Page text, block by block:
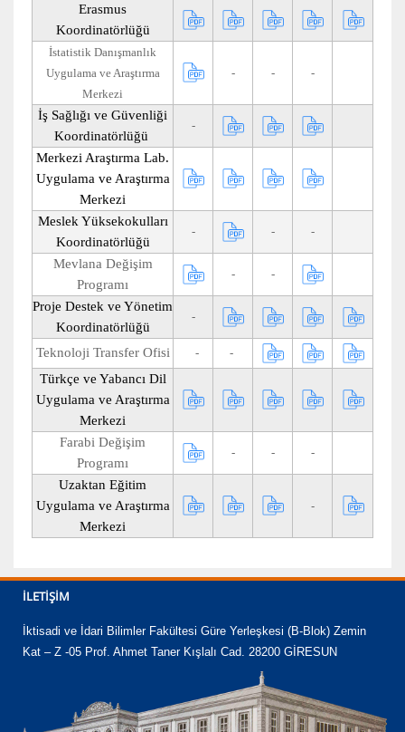
Erasmus
Koordinatörlüğü
İstatistik Danışmanlık
Uygulama ve Araştırma
Merkezi
- - -
İş Sağlığı ve Güvenliği
Koordinatörlüğü
-
Merkezi Araştırma Lab.
Uygulama ve Araştırma
Merkezi
Meslek Yüksekokulları
Koordinatörlüğü
- - -
Mevlana Değişim
Programı
- -
Proje Destek ve Yönetim
Koordinatörlüğü
-
Teknoloji Transfer Ofisi - -
Türkçe ve Yabancı Dil
Uygulama ve Araştırma
Merkezi
Farabi Değişim
Programı
- - -
Uzaktan Eğitim
Uygulama ve Araştırma
Merkezi
-
İLETIŞIM
İktisadi ve İdari Bilimler Fakültesi Güre Yerleşkesi (B-Blok) Zemin
Kat – Z -05 Prof. Ahmet Taner Kışlalı Cad. 28200 GİRESUN